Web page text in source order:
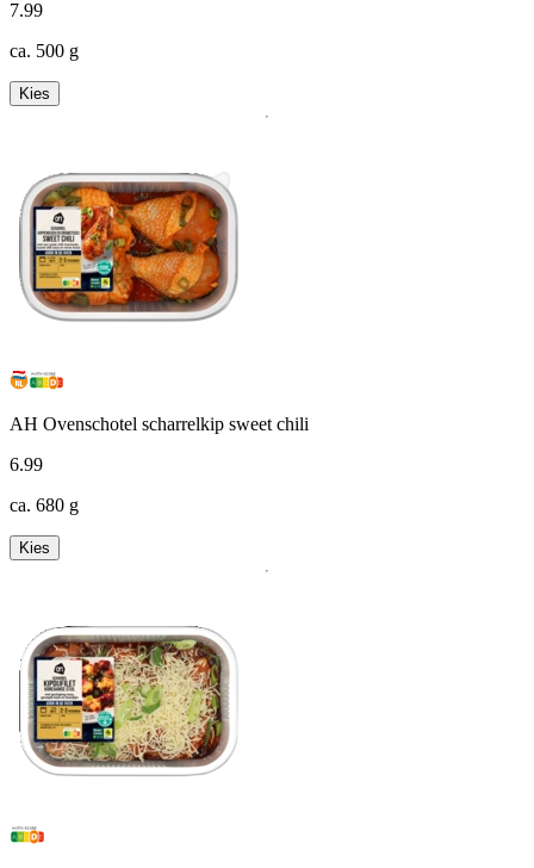
7.99
ca. 500 g
Kies
AH Ovenschotel scharrelkip sweet chili
6.99
ca. 680 g
Kies